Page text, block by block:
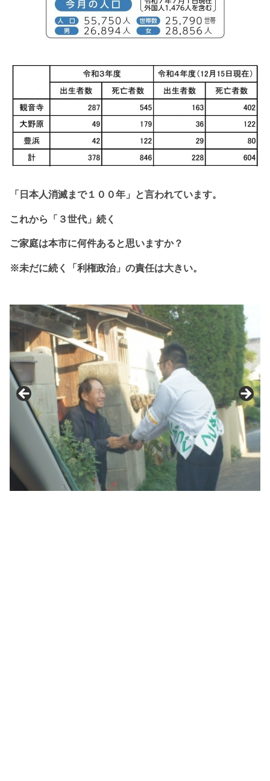
「日本人消滅まで１ ００年」と言われています。
これから 「３世代」続く
ご家庭は本市に何件あると思いますか？
※未だに続く「利権政治」の責任は大きい。